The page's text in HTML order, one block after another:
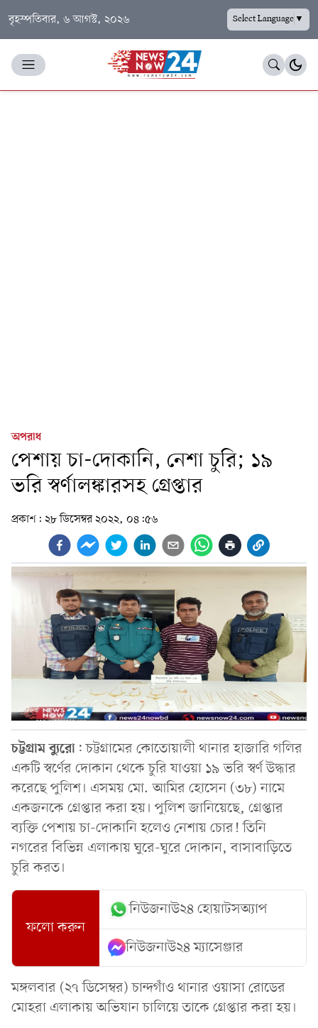
বৃহস্পতিবার, ৬ আগস্ট, ২০২৬ Select Language▼
অপরাধ
পেশায় চা-দোকানি, নেশা চুরি; ১৯
ভরি স্বর্ণালঙ্কারসহ গ্রেপ্তার
প্রকাশ: ২৮ ডিসেম্বর ২০২২, ০৪:৫৬
চট্টগ্রামব্যুরো : চট্টগ্রামের কোতোয়ালী থানার হাজারি গলির
একটি স্বর্ণের দোকান থেকে চুরি যাওয়া ১৯ ভরি স্বর্ণ উদ্ধার
করেছে পুলিশ। এসময় মো. আমির হোসেন (৩৮) নামে
একজনকে গ্রেপ্তার করা হয়। পুলিশ জানিয়েছে, গ্রেপ্তার
ব্যক্তি পেশায় চা-দোকানি হলেও নেশায় চোর! তিনি
নগরের বিভিন্ন এলাকায় ঘুরে-ঘুরে দোকান, বাসাবাড়িতে
চুরি করত।
ফলো করুন
নিউজনাউ২৪ হোয়াটসঅ্যাপ
নিউজনাউ২৪ ম্যাসেঞ্জার
মঙ্গলবার (২৭ ডিসেম্বর) চান্দগাঁও থানার ওয়াসা রোডের
মোহরা এলাকায় অভিযান চালিয়ে তাকে গ্রেপ্তার করা হয়।